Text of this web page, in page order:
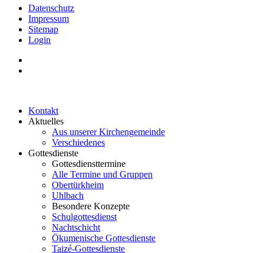
Datenschutz
Impressum
Sitemap
Login
Kontakt
Aktuelles
Aus unserer Kirchengemeinde
Verschiedenes
Gottesdienste
Gottesdiensttermine
Alle Termine und Gruppen
Obertürkheim
Uhlbach
Besondere Konzepte
Schulgottesdienst
Nachtschicht
Ökumenische Gottesdienste
Taizé-Gottesdienste